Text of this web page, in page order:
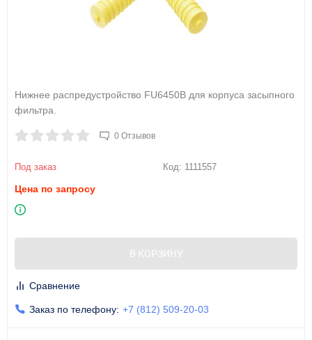
Нижнее распредустройство FU6450B для корпуса засыпного
фильтра.
0 Отзывов
Под заказ Код: 1111557
Цена по запросу
В КОРЗИНУ
Сравнение
Заказ по телефону: +7 (812) 509-20-03